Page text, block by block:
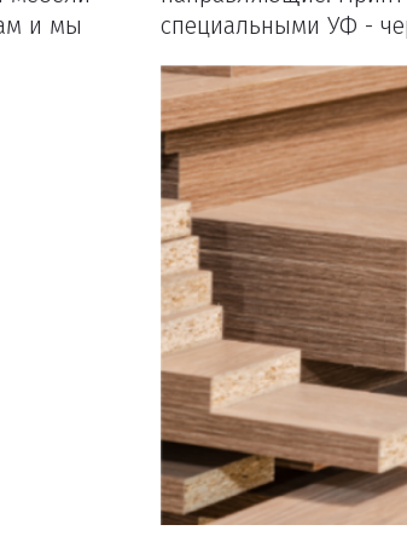
и мы
специальными УФ -